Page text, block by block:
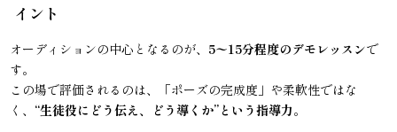
イント
オーディションの中心となるのが、 5〜15分程度のデモレッスンで
す。
この場で評価されるのは、「ポーズの完成度」や柔軟性ではな
く、 “生徒役にどう伝え、どう導くか”という指導力。